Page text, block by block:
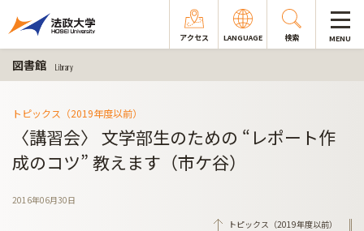
アクセス LANGUAGE 検索 MENU
図書館 Library
トピックス（2019年度以前）
〈講習会〉 文学部生のための “レポート作
成のコツ” 教えます（市ケ谷）
2016年06月30日
トピックス（2019年度以前）